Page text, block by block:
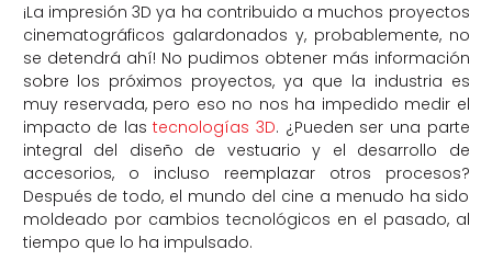
¡La impresión 3D ya ha contribuido a muchos proyectos
cinematográficos galardonados y, probablemente, no
se detendrá ahí! No pudimos obtener más información
sobre los próximos proyectos, ya que la industria es
muy reservada, pero eso no nos ha impedido medir el
impacto de lastecnologías 3D. ¿Pueden ser una parte
integral del diseño de vestuario y el desarrollo de
accesorios, o incluso reemplazar otros procesos?
Después de todo, el mundo del cine a menudo ha sido
moldeado por cambios tecnológicos en el pasado, al
tiempo que lo ha impulsado.